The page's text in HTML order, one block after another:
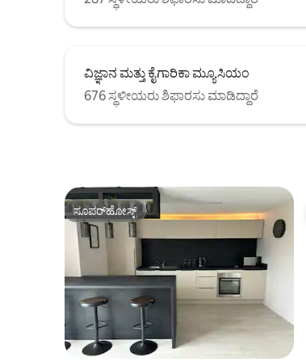
ವಿಜ್ಞಾನ ಮತ್ತು ಕೈಗಾರಿಕಾ ಮ್ಯೂಸಿಯಂ
676 ಸ್ಥಳೀಯರು ಶಿಫಾರಸು ಮಾಡಿದ್ದಾರೆ
ಸೂಪರ್‌ಹೋಸ್ಟ್
ಸೂಪರ್‌ಹೋಸ್ಟ್